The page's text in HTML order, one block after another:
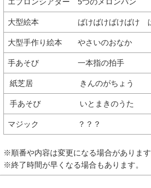
大型絵本 ばけばけばけばけ ば
大型手作り絵本 やさいのおなか
手あそび 一本指の拍手
紙芝居 きんのがちょう
手あそび いとまきのうた
マジック ？？？
※順番や内容は変更になる場合がありま
※終了時間が早くなる場合もあります。